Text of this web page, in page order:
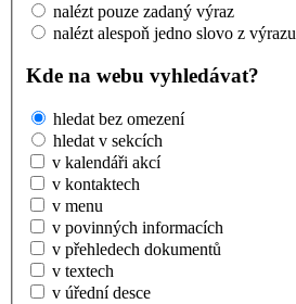
nalézt pouze zadaný výraz
nalézt alespoň jedno slovo z výrazu
Kde na webu vyhledávat?
hledat bez omezení
hledat v sekcích
v kalendáři akcí
v kontaktech
v menu
v povinných informacích
v přehledech dokumentů
v textech
v úřední desce